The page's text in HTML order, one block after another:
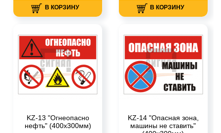
В КОРЗИНУ В КОРЗИНУ
KZ-13 "Огнеопасно
нефть" (400х300мм)
KZ-14 "Опасная зона,
машины не ставить"